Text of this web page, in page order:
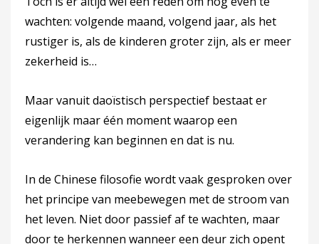
wachten: volgende maand, volgend jaar, als het
rustiger is, als de kinderen groter zijn, als er meer
zekerheid is…
Maar vanuit daoïstisch perspectief bestaat er
eigenlijk maar één moment waarop een
verandering kan beginnen en dat is nu.
In de Chinese filosofie wordt vaak gesproken over
het principe van meebewegen met de stroom van
het leven. Niet door passief af te wachten, maar
door te herkennen wanneer een deur zich opent